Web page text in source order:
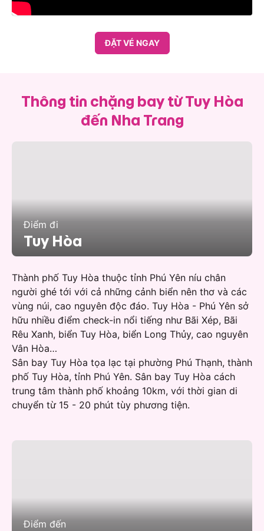
ĐẶT VÉ NGAY
Thông tin chặng bay từ Tuy Hòa
đến Nha Trang
Điểm đi
Tuy Hòa
Thành phố Tuy Hòa thuộc tỉnh Phú Yên níu chân
người ghé tới với cả những cảnh biển nên thơ và các
vùng núi, cao nguyên độc đáo. Tuy Hòa - Phú Yên sở
hữu nhiều điểm check-in nổi tiếng như Bãi Xép, Bãi
Rêu Xanh, biển Tuy Hòa, biển Long Thủy, cao nguyên
Vân Hòa…
Sân bay Tuy Hòa tọa lạc tại phường Phú Thạnh, thành
phố Tuy Hòa, tỉnh Phú Yên. Sân bay Tuy Hòa cách
trung tâm thành phố khoảng 10km, với thời gian di
chuyển từ 15 - 20 phút tùy phương tiện.
Điểm đến